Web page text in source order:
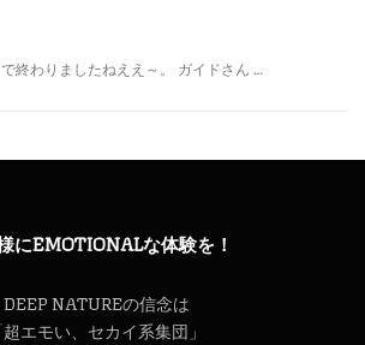
終わりましたねええ～。 ガイドさん …
にEMOTIONALな体験を！
DEEP NATUREの信念は
超エモい、セカイ系集団」